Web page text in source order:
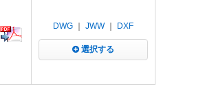
DWG JWW｜ DXF
選択する